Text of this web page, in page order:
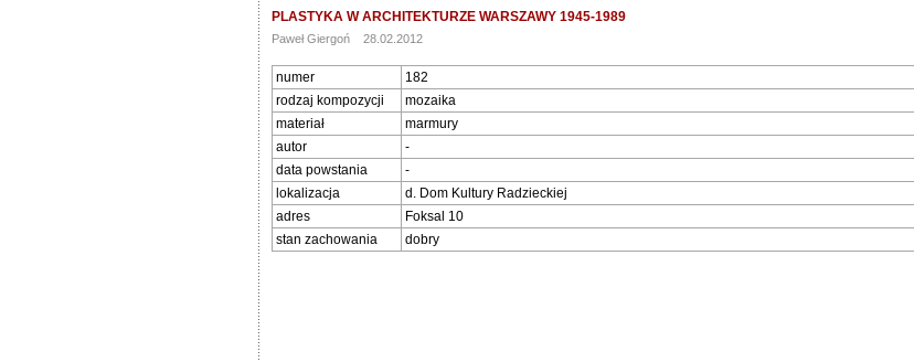
PLASTYKA W ARCHITEKTURZE WARSZAWY 1945-1989
Paweł Giergoń 28.02.2012
numer
182
rodzaj kompozycji
mozaika
materiał
marmury
autor
-
data powstania
-
lokalizacja
d. Dom Kultury Radzieckiej
adres
Foksal 10
stan zachowania
dobry